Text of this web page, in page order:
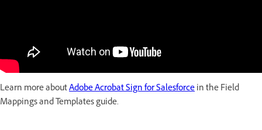
Learn more aboutAdobe Acrobat Sign for Salesforcein the Field
Mappings and Templates guide.